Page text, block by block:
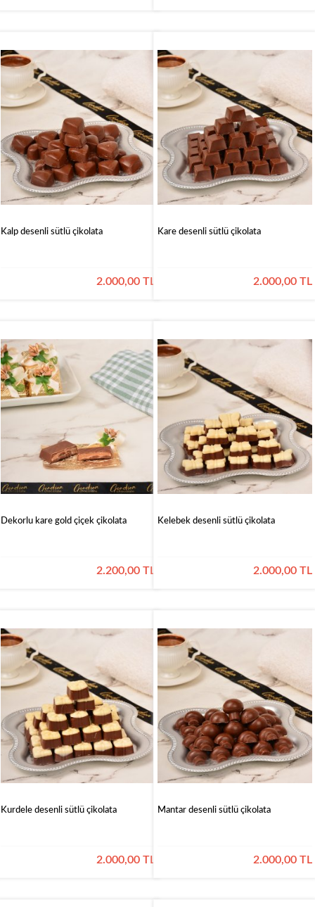
Kalp desenli sütlü çikolata
2.000,00 TL
Kare desenli sütlü çikolata
2.000,00 TL
Dekorlu kare gold çiçek çikolata
2.200,00 TL
Kelebek desenli sütlü çikolata
2.000,00 TL
Kurdele desenli sütlü çikolata
2.000,00 TL
Mantar desenli sütlü çikolata
2.000,00 TL